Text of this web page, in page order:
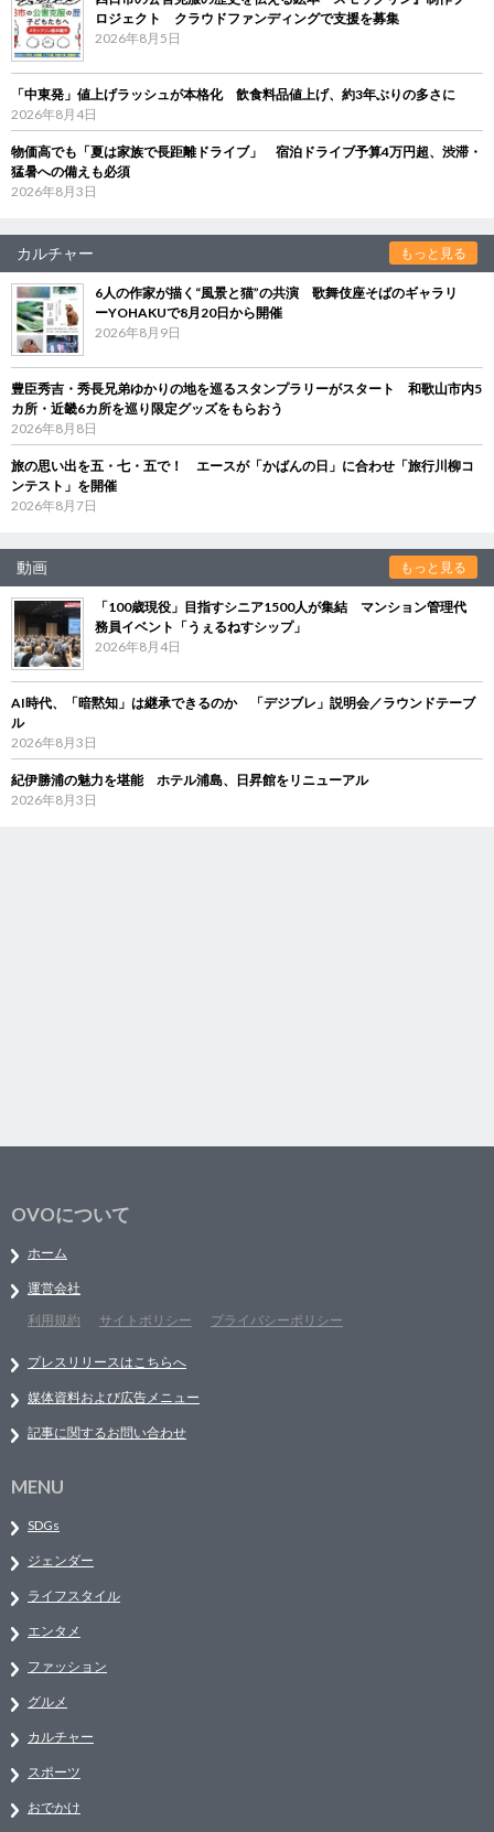
ロジェクト クラウドファンディングで支援を募集
2026年8月5日
「中東発」値上げラッシュが本格化 飲食料品値上げ、約3年ぶりの多さに
2026年8月4日
物価高でも「夏は家族で長距離ドライブ」 宿泊ドライブ予算4万円超、渋滞・
猛暑への備えも必須
2026年8月3日
カルチャー もっと見る
6人の作家が描く“風景と猫”の共演 歌舞伎座そばのギャラリ
ーYOHAKUで8月20日から開催
2026年8月9日
豊臣秀吉・秀長兄弟ゆかりの地を巡るスタンプラリーがスタート 和歌山市内5
カ所・近畿6カ所を巡り限定グッズをもらおう
2026年8月8日
旅の思い出を五・七・五で！ エースが「かばんの日」に合わせ「旅行川柳コ
ンテスト」を開催
2026年8月7日
動画 もっと見る
「100歳現役」目指すシニア1500人が集結 マンション管理代
務員イベント「うぇるねすシップ」
2026年8月4日
AI時代、「暗黙知」は継承できるのか 「デジブレ」説明会／ラウンドテーブ
ル
2026年8月3日
紀伊勝浦の魅力を堪能 ホテル浦島、日昇館をリニューアル
2026年8月3日
OVOについて
ホーム
運営会社
利用規約
サイトポリシー プライバシーポリシー
プレスリリースはこちらへ
媒体資料および広告メニュー
記事に関するお問い合わせ
MENU
SDGs
ジェンダー
ライフスタイル
エンタメ
ファッション
グルメ
カルチャー
スポーツ
おでかけ